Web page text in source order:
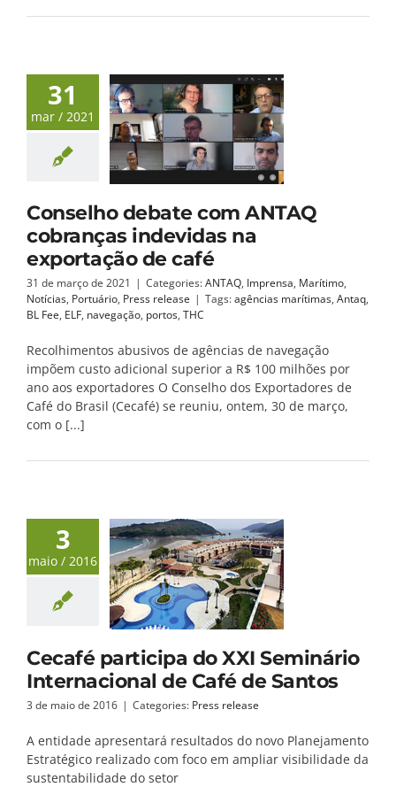
31
mar / 2021
Conselho debate com ANTAQ
cobranças indevidas na
exportação de café
31 de março de 2021 | Categories:ANTAQ, Imprensa, Marítimo,
Notícias, Portuário, Press release | Tags:agências marítimas, Antaq,
BL Fee, ELF, navegação, portos, THC
Recolhimentos abusivos de agências de navegação
impõem custo adicional superior a R$ 100 milhões por
ano aos exportadores O Conselho dos Exportadores de
Café do Brasil (Cecafé) se reuniu, ontem, 30 de março,
com o [...]
3
maio / 2016
Cecafé participa do XXI Seminário
Internacional de Café de Santos
3 de maio de 2016 | Categories: Press release
A entidade apresentará resultados do novo Planejamento
Estratégico realizado com foco em ampliar visibilidade da
sustentabilidade do setor